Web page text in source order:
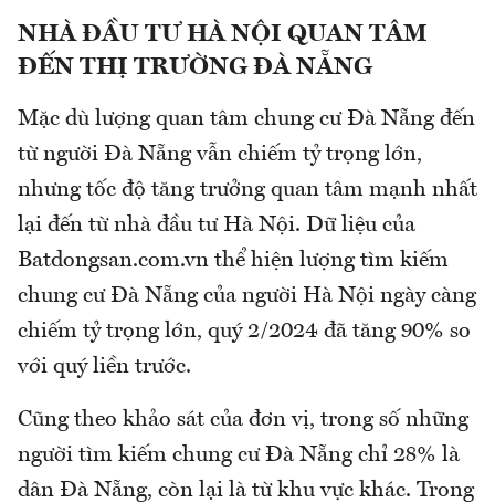
NHÀ ĐẦU TƯ HÀ NỘI QUAN TÂM
ĐẾN THỊ TRƯỜNG ĐÀ NẴNG
Mặc dù lượng quan tâm chung cư Đà Nẵng đến
từ người Đà Nẵng vẫn chiếm tỷ trọng lớn,
nhưng tốc độ tăng trưởng quan tâm mạnh nhất
lại đến từ nhà đầu tư Hà Nội. Dữ liệu của
Batdongsan.com.vn thể hiện lượng tìm kiếm
chung cư Đà Nẵng của người Hà Nội ngày càng
chiếm tỷ trọng lớn, quý 2/2024 đã tăng 90% so
với quý liền trước.
Cũng theo khảo sát của đơn vị, trong số những
người tìm kiếm chung cư Đà Nẵng chỉ 28% là
dân Đà Nẵng, còn lại là từ khu vực khác. Trong